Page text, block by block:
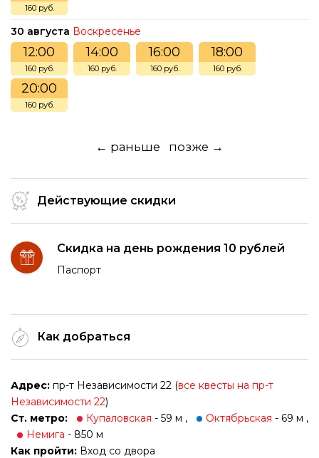
160 руб.
30 августа Воскресенье
12:00
160 руб.
14:00
160 руб.
16:00
160 руб.
18:00
160 руб.
20:00
160 руб.
← раньше позже →
Действующие скидки
Скидка на день рождения 10 рублей
Паспорт
Как добраться
Адрес: пр-т Независимости 22 (все квесты на пр-т
Независимости 22)
Ст. метро:
Купаловская - 59 м , Октябрьская - 69 м ,
Немига - 850 м
Как пройти: Вход со двора